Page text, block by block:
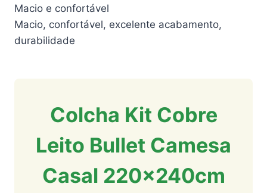
Macio e confortável
Macio, confortável, excelente acabamento,
durabilidade
Colcha Kit Cobre
Leito Bullet Camesa
Casal 220x240cm